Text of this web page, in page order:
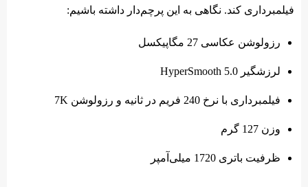
فیلمبرداری کند. نگاهی به این پرچم‌دار داشته باشیم:
رزولوشن عکاسی 27 مگاپیکسل
لرزشگیر HyperSmooth 5.0
فیلمبرداری با نرخ 240 فریم در ثانیه و رزولوشن 7K
وزن 127 گرم
ظرفیت باتری 1720 میلی‌آمپر